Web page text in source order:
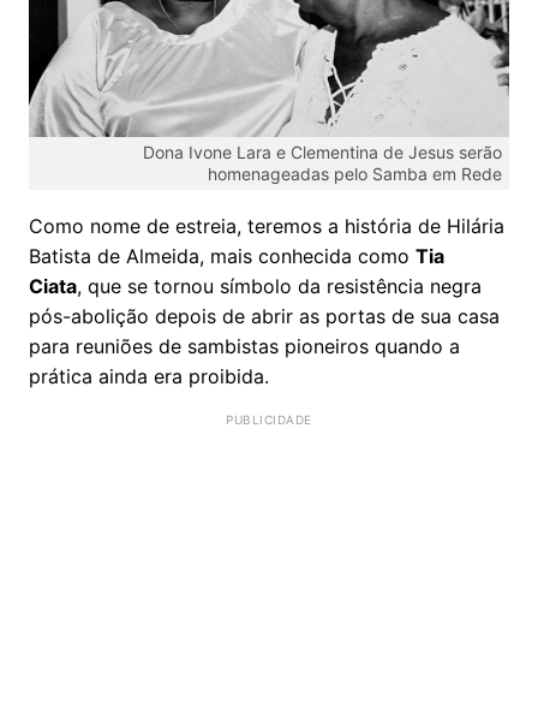
Dona Ivone Lara e Clementina de Jesus serão
homenageadas pelo Samba em Rede
Como nome de estreia, teremos a história de Hilária
Batista de Almeida, mais conhecida como Tia
Ciata, que se tornou símbolo da resistência negra
pós-abolição depois de abrir as portas de sua casa
para reuniões de sambistas pioneiros quando a
prática ainda era proibida.